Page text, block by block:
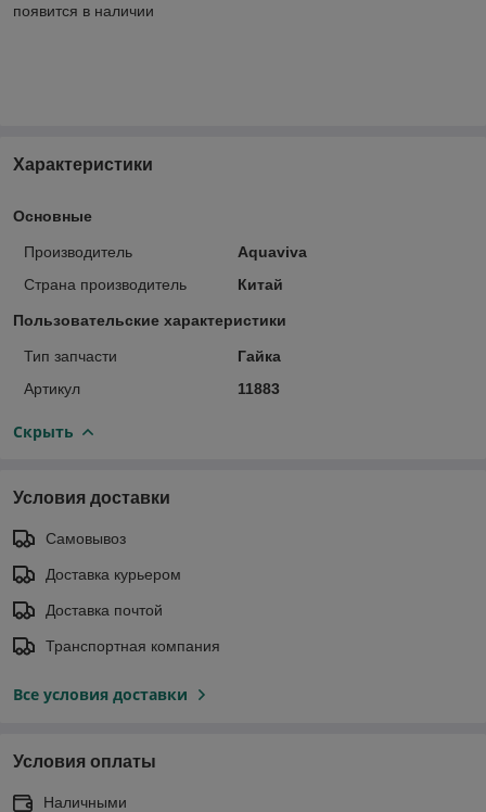
появится в наличии
Характеристики
Основные
Производитель
Aquaviva
Страна производитель
Китай
Пользовательские характеристики
Тип запчасти
Гайка
Артикул
11883
Скрыть
Условия доставки
Самовывоз
Доставка курьером
Доставка почтой
Транспортная компания
Все условия доставки
Условия оплаты
Наличными